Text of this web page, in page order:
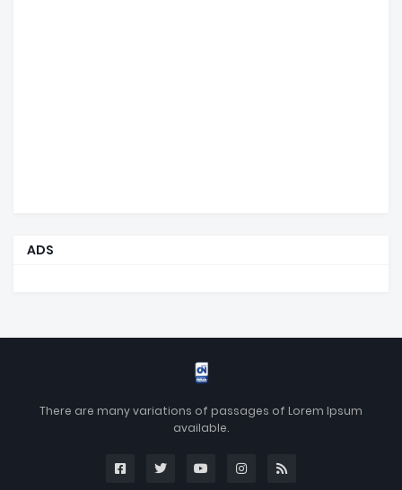
ADS
There are many variations of passages of Lorem Ipsum
available.